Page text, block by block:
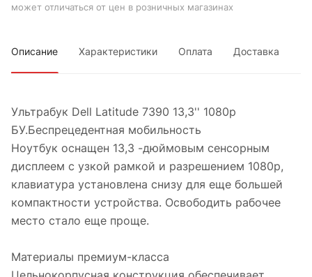
может отличаться от цен в розничных магазинах
Описание Характеристики Оплата Доставка
Ультрабук Dell Latitude 7390 13,3'' 1080p
БУ.Беспрецедентная мобильность
Ноутбук оснащен 13,3 -дюймовым сенсорным
дисплеем с узкой рамкой и разрешением 1080p,
клавиатура установлена снизу для еще большей
компактности устройства. Освободить рабочее
место стало еще проще.
Материалы премиум-класса